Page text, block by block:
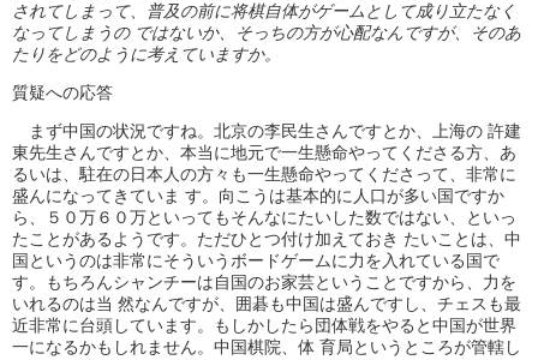
されてしまって、普及の前に将棋自体がゲームとして成り立たなく
なってしまうの ではないか、そっちの方が心配なんですが、そのあ
たりをどのように考えていますか。
質疑への応答
まず中国の状況ですね。北京の李民生さんですとか、上海の 許建
東先生さんですとか、本当に地元で一生懸命やってくださる方、あ
るいは、駐在の日本人の方々も一生懸命やってくださって、非常に
盛んになってきていま す。向こうは基本的に人口が多い国ですか
ら、５０万６０万といってもそんなにたいした数ではない、といっ
たことがあるようです。ただひとつ付け加えておき たいことは、中
国というのは非常にそういうボードゲームに力を入れている国で
す。もちろんシャンチーは自国のお家芸ということですから、力を
いれるのは当 然なんですが、囲碁も中国は盛んですし、チェスも最
近非常に台頭しています。もしかしたら団体戦をやると中国が世界
一になるかもしれません。中国棋院、体 育局というところが管轄し